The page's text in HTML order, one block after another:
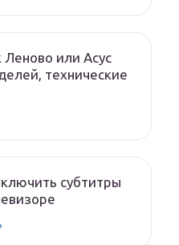
или Асус
технические
субтитры